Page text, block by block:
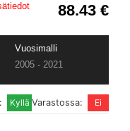
88.43 €
Vuosimalli
2005 - 2021
Varastossa:
: